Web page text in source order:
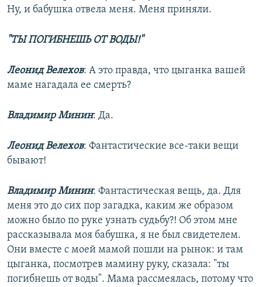
Ну, и бабушка отвела меня. Меня приняли.
"ТЫ ПОГИБНЕШЬ ОТ ВОДЫ!"
Леонид Велехов: А это правда, что цыганка вашей
маме нагадала ее смерть?
Владимир Минин: Да.
Леонид Велехов: Фантастические все-таки вещи
бывают!
Владимир Минин: Фантастическая вещь, да. Для
меня это до сих пор загадка, каким же образом
можно было по руке узнать судьбу?! Об этом мне
рассказывала моя бабушка, я не был свидетелем.
Они вместе с моей мамой пошли на рынок: и там
цыганка, посмотрев мамину руку, сказала: "ты
погибнешь от воды". Мама рассмеялась, потому что